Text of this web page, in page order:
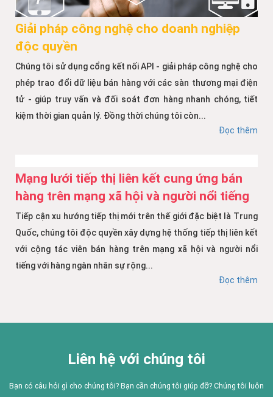
Giải pháp công nghệ cho doanh nghiệp
độc quyền
Chúng tôi sử dụng cổng kết nối API - giải pháp công nghệ cho
phép trao đổi dữ liệu bán hàng với các sàn thương mại điện
tử - giúp truy vấn và đối soát đơn hàng nhanh chóng, tiết
kiệm thời gian quản lý. Đồng thời chúng tôi còn...
Đọc thêm
Mạng lưới tiếp thị liên kết cung ứng bán
hàng trên mạng xã hội và người nổi tiếng
Tiếp cận xu hướng tiếp thị mới trên thế giới đặc biệt là Trung
Quốc, chúng tôi độc quyền xây dựng hệ thống tiếp thị liên kết
với cộng tác viên bán hàng trên mạng xã hội và người nổi
tiếng với hàng ngàn nhân sự rộng...
Đọc thêm
Liên hệ với chúng tôi
Bạn có câu hỏi gì cho chúng tôi? Bạn cần chúng tôi giúp đỡ? Chúng tôi luôn